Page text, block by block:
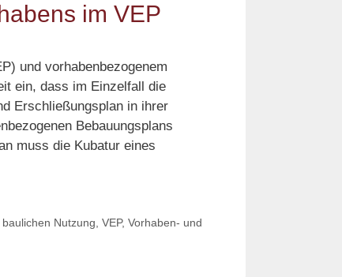
im VEP
und vorhabenbezogenem
ein, dass im Einzelfall die
Erschließungsplan in ihrer
Bebauungsplans
muss die Kubatur eines
Nutzung VEP, Vorhaben- und